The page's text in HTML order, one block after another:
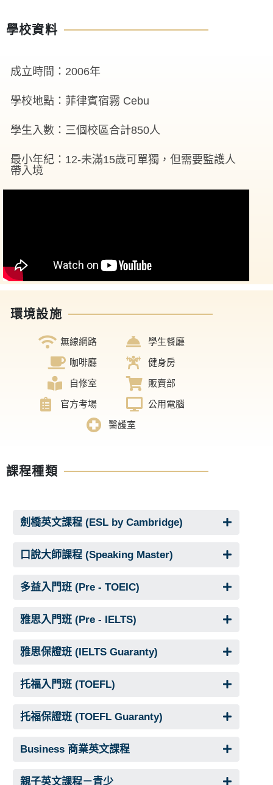
學校資料
成立時間：2006年
學校地點：菲律賓宿霧 Cebu
學生入數：三個校區合計850人
最小年紀：12-未滿15歲可單獨，但需要監護人
帶入境
環境設施
無線網路
學生餐廳
咖啡廳
健身房
自修室
販賣部
官方考場
公用電腦
醫護室
課程種類
劍橋英文課程 (ESL by Cambridge)
口說大師課程 (Speaking Master)
多益入門班 (Pre - TOEIC)
雅思入門班 (Pre - IELTS)
雅思保證班 (IELTS Guaranty)
托福入門班 (TOEFL)
托福保證班 (TOEFL Guaranty)
Business 商業英文課程
親子英文課程－青少